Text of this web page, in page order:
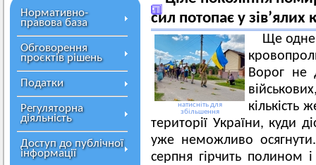
Нормативно-
правова база
Обговорення
проєктів рішень
Податки
Регуляторна
діяльність
Доступ до публічної
інформації
сил потопає у зів’ялих
натисніть для
збільшення
Ще одне
Ворог не
кількість
території України, куди
уже неможливо
серпня гірчить полином